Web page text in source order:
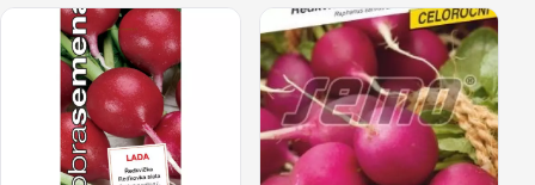
Vzrostlé stromy